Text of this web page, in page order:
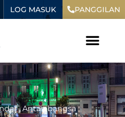
LOG MASUK PANGGILAN
,Antarabangsa